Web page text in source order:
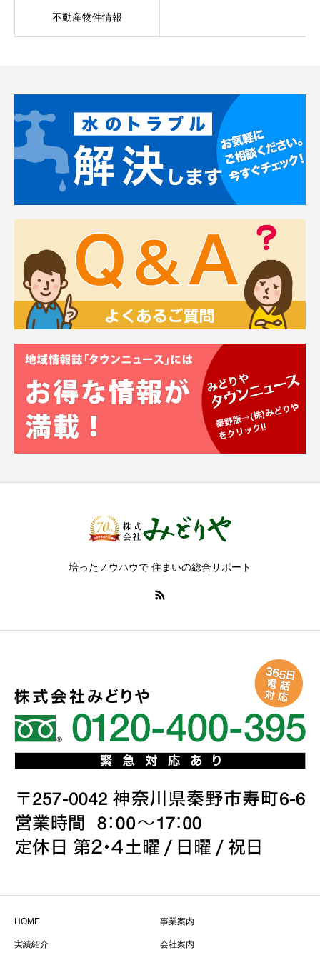
不動産物件情報
培ったノウハウで 住まいの総合サポート
HOME 事業案内
実績紹介 会社案内